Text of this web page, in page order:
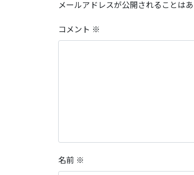
メールアドレスが公開されることはあ
コメント ※
名前 ※